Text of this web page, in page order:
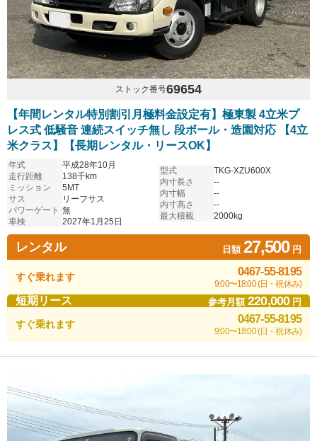
ストック番号69654
【年間レンタル特別割引月極料金設定有】極東製 4立米プ
レス式 低騒音 連続スイッチ無し 段ボール・造園対応 【4立
米クラス】【長期レンタル・リースOK】
年式
平成28年10月
走行距離
138千km
ミッション
5MT
サス
リーフサス
パワーゲート 無
車検
2027年1月25日
型式
TKG-XZU600X
内寸長さ
--
内寸幅
--
内寸高さ
--
最大積載
2000kg
レンタル 日額27,500円
すぐ乗れます 0467-55-8195
9:00〜18:00 (日・祝休み)
短期リース 参考月額220,000円
すぐ乗れます 0467-55-8195
9:00〜18:00 (日・祝休み)